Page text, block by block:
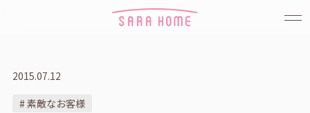
2015.07.12
# 素敵なお客様